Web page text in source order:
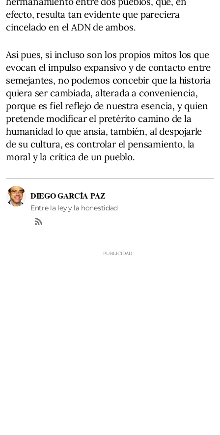
efecto, resulta tan evidente que pareciera
cincelado en el ADN de ambos.
Así pues, si incluso son los propios mitos los que
evocan el impulso expansivo y de contacto entre
semejantes, no podemos concebir que la historia
quiera ser cambiada, alterada a conveniencia,
porque es fiel reflejo de nuestra esencia, y quien
pretende modificar el pretérito camino de la
humanidad lo que ansía, también, al despojarle
de su cultura, es controlar el pensamiento, la
moral y la crítica de un pueblo.
DIEGO GARCÍA PAZ
Entre la ley y la honestidad